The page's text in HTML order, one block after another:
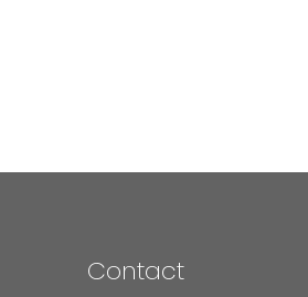
Contact